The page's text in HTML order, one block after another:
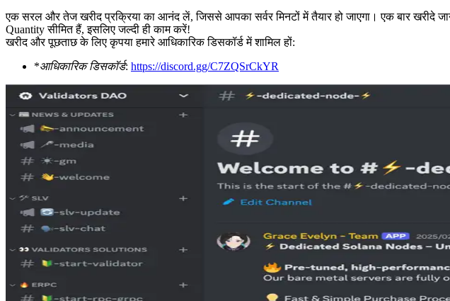
एक सरल और तेज खरीद प्रक्रिया का आनंद लें, जिससे आपका सर्वर मिनटों में तैयार हो जाएगा। एक बार
Quantity सीमित हैं, इसलिए जल्दी ही काम करें!
खरीद और पूछताछ के लिए कृपया हमारे आधिकारिक डिसकॉर्ड में शामिल हों:
*आधिकारिक डिसकॉर्ड: https://discord.gg/C7ZQSrCkYR